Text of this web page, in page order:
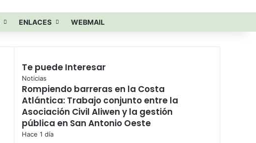
ENLACES WEBMAIL
Te puede Interesar
C
e
r
r
a
r
Noticias
Rompiendo barreras en la Costa
Atlántica: Trabajo conjunto entre la
Asociación Civil Aliwen y la gestión
pública en San Antonio Oeste
Hace 1 día